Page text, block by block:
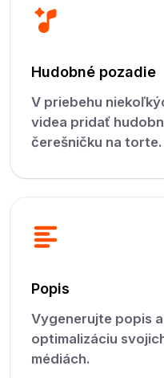
Hudobné pozadie
V priebehu
videa pridať
čerešničku na torte.
Popis
Vygenerujte popis
optimalizáciu
médiách.